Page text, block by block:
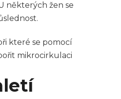
některých žen se
které se pomocí
mikrocirkulaci